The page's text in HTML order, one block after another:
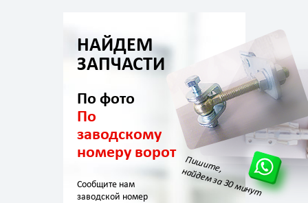
НАЙДЕМ
ЗАПЧАСТИ
По фото
По
заводскому
номеру ворот
Сообщите нам
заводской номер
Пишите,
найдем за 30 минут